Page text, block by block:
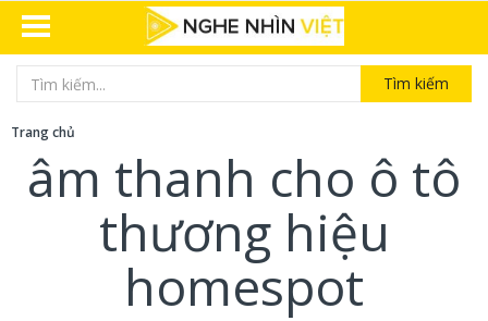
Tìm kiếm
Trang chủ
âm thanh cho ô tô
thương hiệu
homespot